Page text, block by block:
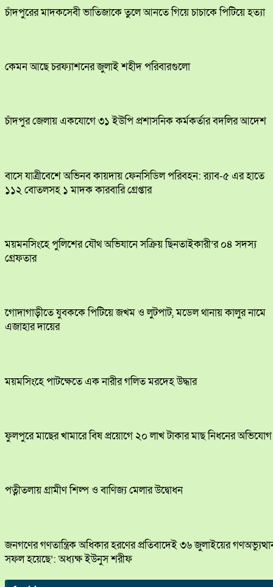
চাঁদপুরের মাদকসেবী ভাতিজাকে তুলে আনতে গিয়ে চাচাকে পিটিয়ে হত্যা
কেমন আছে চরফ্যাশনের জুলাই শহীদ পরিবারগুলো
চাঁদপুর জেলায় একযোগে ৩১ ইউপি প্রশাসনিক কর্মকর্তার বদলির আদেশ
বাসে যাত্রীবেশে অভিনব কায়দায় ফেনসিডিল পরিবহন: র‍্যাব-৫ এর হাতে
১১২ বোতলসহ ১ মাদক কারবারি গ্রেপ্তার
ময়মনসিংহে পুলিশের যৌথ অভিযানে সক্রিয় ছিনতাইকারী’র ০৪ সদস্য
গ্রেফতার
​গোদাগাড়ীতে যুবককে পিটিয়ে জখম ও লুটপাট, মডেল থানায় কালুর নামে
এজাহার দায়ের
ময়মসিংহে পাটক্ষেতে এক নারীর গলিত মরদেহ উদ্ধার
ফুলপুরে মাছের খামারে বিষ প্রয়োগে ২০ লাখ টাকার মাছ নিধনের অভিযোগ
পত্নীতলায় গ্রামীণ শিল্প ও বাণিজ্য মেলার উদ্বোধন
জনগণের গণতান্ত্রিক অধিকার হরণের প্রতিবাদেই ৩৬ জুলাইয়ের
সফল হয়েছে’: অধ্যক্ষ ইউনুস শরীফ